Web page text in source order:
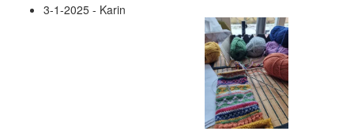
3-1-2025 - Karin